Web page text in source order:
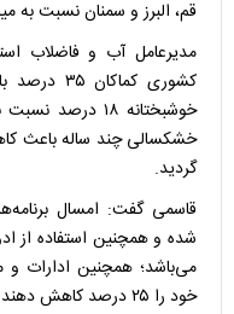
قم، البرز و سمنان نسبت به
مدیرعامل آب و فاضلاب
کشوری
خوشبختانه ۱۸
خشکسالی چند ساله باعث
گردید.
قاسمی گفت: امسال
شده و همچنین استفاده از
می‌باشد؛ همچنین ادارات
خود را ۲۵ درصد کاهش دهند.